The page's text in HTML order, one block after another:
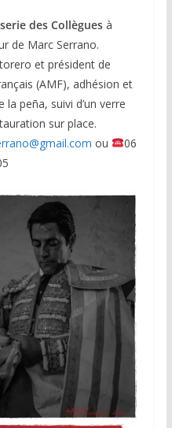
des Collèguesà
de Marc Serrano.
et président de
(AMF), adhésion et
peña, suivi d’un verre
sur place.
ou
06